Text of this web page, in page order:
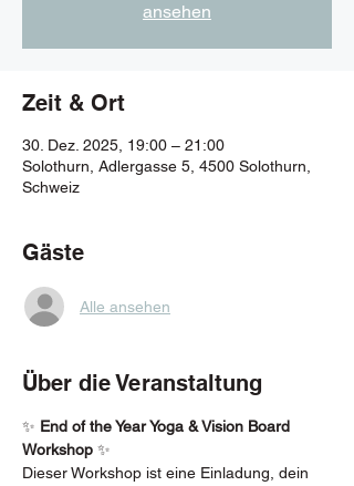
ansehen
Zeit & Ort
30. Dez. 2025, 19:00 – 21:00
Solothurn, Adlergasse 5, 4500 Solothurn,
Schweiz
Gäste
Alle ansehen
Über die Veranstaltung
✨ End of the Year Yoga & Vision Board
Workshop ✨
Dieser Workshop ist eine Einladung, dein